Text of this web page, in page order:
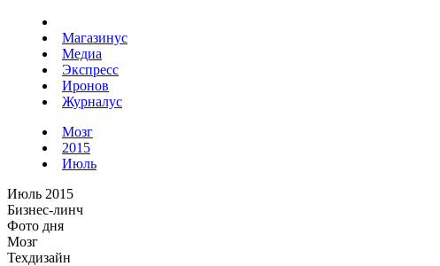
Магазинус
Медиа
Экспресс
Иронов
Журналус
Мозг
2015
Июль
Июль 2015
Бизнес-линч
Фото дня
Мозг
Техдизайн